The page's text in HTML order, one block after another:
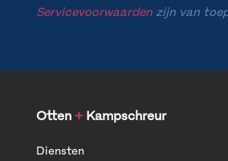
Servicevoorwaardenzijn van
Otten +Kampschreur
Diensten